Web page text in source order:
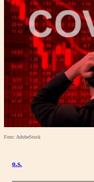
Foto: AdobeStock
o.s.